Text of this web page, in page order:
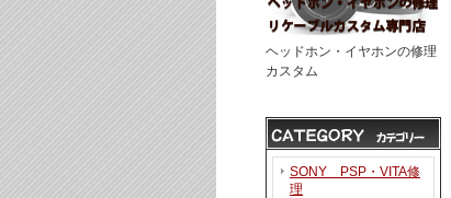
ヘッドホン・イヤホンの修理
カスタム
SONY PSP・VITA修
理